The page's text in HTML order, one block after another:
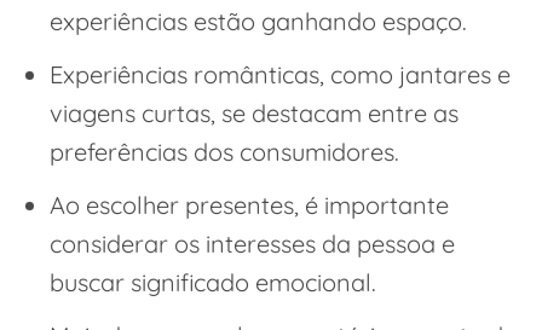
experiências estão ganhando espaço.
Experiências românticas, como jantares e
viagens curtas, se destacam entre as
preferências dos consumidores.
Ao escolher presentes, é importante
considerar os interesses da pessoa e
buscar significado emocional.